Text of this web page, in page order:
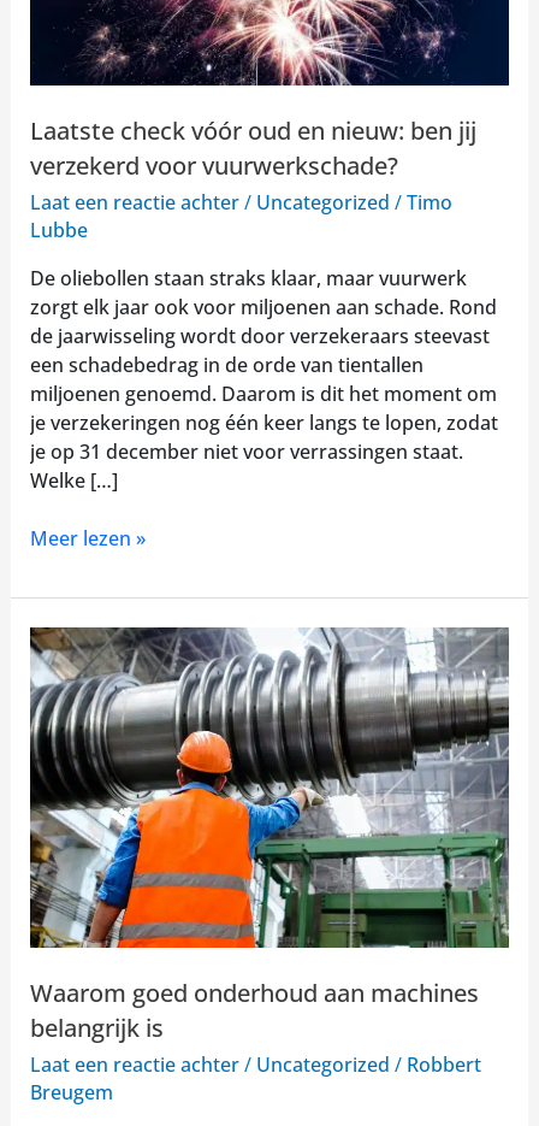
Laatste check vóór oud en nieuw: ben jij
verzekerd voor vuurwerkschade?
Laat een reactie achter/ Uncategorized /Timo
Lubbe
De oliebollen staan straks klaar, maar vuurwerk
zorgt elk jaar ook voor miljoenen aan schade. Rond
de jaarwisseling wordt door verzekeraars steevast
een schadebedrag in de orde van tientallen
miljoenen genoemd. Daarom is dit het moment om
je verzekeringen nog één keer langs te lopen, zodat
je op 31 december niet voor verrassingen staat.
Welke […]
verzekerd
vuurwerkschade?
Meer lezen »
Waarom goed onderhoud aan machines
belangrijk is
Laat een reactie achter/ Uncategorized / Robbert
Breugem
Waarom
goed
onderhoud
aan
machines
belangrijk
is